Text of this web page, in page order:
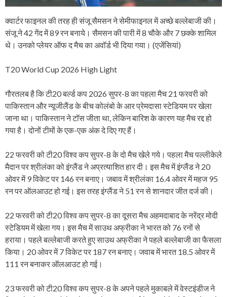
क्वार्टर फाइनल की तरह ही संजू सैमसन ने सेमीफाइनल में अच्छे बल्लेबाजी की।
संजू ने 42 गेंद में 89 रन बनाये। सैमसन की पारी में 8 चौके और 7 छक्के शामिल
थे। उनको प्लेयर ऑफ द मैच का अवॉर्ड भी दिया गया। (एजेंसियां)
T20 World Cup 2026 High Light
गौरतलब है कि टी20 बर्ल्ड कप 2026 सुपर-8 का पहला मैच 21 फरवरी को
पाकिस्तान और न्यूजीलैंड के बीच कोलंबो के आर प्रेमदासा स्टेडियम पर खेला
जाना था। पाकिस्तान ने टॉस जीता था, लेकिन बारिश के कारण यह मैच रद्द हो
गया है। दोनों टीमों के एक-एक अंक दे दिए गए हैं।
22 फरवरी को टी20 विश्व कप सुपर-8 के दो मैच खेले गये। पहला मैच पल्लीकेले
मैदान पर श्रीलंका को इंग्लैंड ने अप्रत्याशित हार दी। इस मैच में इंग्लैंड ने 20
ओवर में 9 विकेट पर 146 रन बनाए। जबाव में श्रीलंका 16.4 ओवर में महज 95
रन पर ऑलआउट हो गई। इस तरह इंग्लैंड ने 51 रन से शानदार जीत दर्ज की।
22 फरवरी को टी20 विश्व कप सुपर-8 का दूसरा मैच अहमदाबाद के नरेंद्र मोदी
स्टेडियम में खेला गय। इस मैच में साउथ अफ्रीका ने भारत को 76 रनों से
हराया। पहले बल्लेबाजी करते हुए साउथ अफ्रीका ने पहले बल्लेबाजी का फैसला
किया। 20 ओवर में 7 विकेट पर 187 रन बनाए। जवाब में भारत 18.5 ओवर में
111 रन बनाकर ऑलआउट हो गई।
23 फरवरी को टी20 विश्व कप सुपर-8 के अपने पहले मुकाबले में वेस्टइंडीज ने